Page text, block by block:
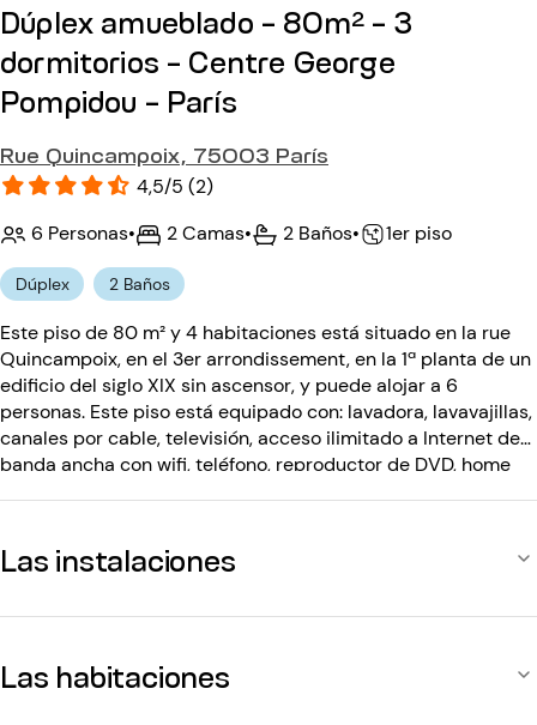
Dúplex amueblado - 80m² - 3
dormitorios - Centre George
Pompidou - París
Rue Quincampoix, 75003 París
4,5/5 (2)
6 Personas• 2 Camas• 2 Baños• 1er piso
Dúplex 2 Baños
Este piso de 80 m² y 4 habitaciones está situado en la rue
Quincampoix, en el 3er arrondissement, en la 1ª planta de un
edificio del siglo XIX sin ascensor, y puede alojar a 6
personas. Este piso está equipado con: lavadora, lavavajillas,
canales por cable, televisión, acceso ilimitado a Internet de
banda ancha con wifi, teléfono, reproductor de DVD, home
Las instalaciones
Las habitaciones